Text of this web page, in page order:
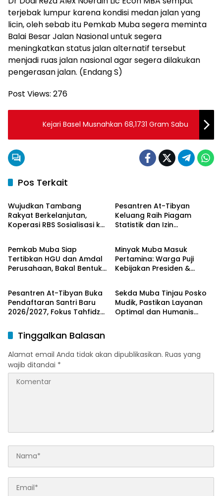
terjebak lumpur karena kondisi medan jalan yang
licin, oleh sebab itu Pemkab Muba segera meminta
Balai Besar Jalan Nasional untuk segera
meningkatkan status jalan alternatif tersebut
menjadi ruas jalan nasional agar segera dilakukan
pengerasan jalan. (Endang S)
Post Views: 276
Kejari Basel Musnahkan 68,1731 Gram Sabu
Pos Terkait
Musi Banyuasin
Wujudkan Tambang
Rakyat Berkelanjutan,
Koperasi RBS Sosialisasi ke
Pesantren At-Tibyan
Keluang Raih Piagam
Statistik dan Izin
Musi Banyuasin
Pemkab Muba Siap
Tertibkan HGU dan Amdal
Perusahaan, Bakal Bentuk
Musi Banyuasin
Minyak Muba Masuk
Pertamina: Warga Puji
Kebijakan Presiden &
Musi Banyuasin
Pesantren At-Tibyan Buka
Pendaftaran Santri Baru
2026/2027, Fokus Tahfidz
Musi Banyuasin
Sekda Muba Tinjau Posko
Mudik, Pastikan Layanan
Optimal dan Humanis
Tinggalkan Balasan
Alamat email Anda tidak akan dipublikasikan. Ruas yang
wajib ditandai *